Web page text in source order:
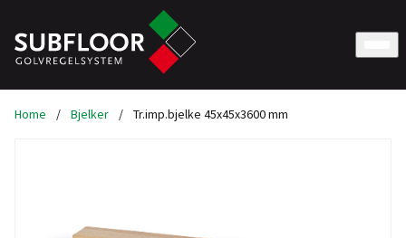
Home / Bjelker / Tr.imp.bjelke 45x45x3600 mm